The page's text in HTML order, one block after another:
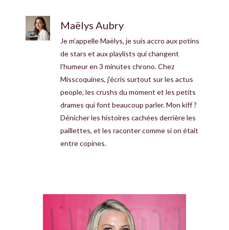
Maëlys Aubry
Je m’appelle Maëlys, je suis accro aux potins
de stars et aux playlists qui changent
l’humeur en 3 minutes chrono. Chez
Misscoquines, j’écris surtout sur les actus
people, les crushs du moment et les petits
drames qui font beaucoup parler. Mon kiff ?
Dénicher les histoires cachées derrière les
paillettes, et les raconter comme si on était
entre copines.